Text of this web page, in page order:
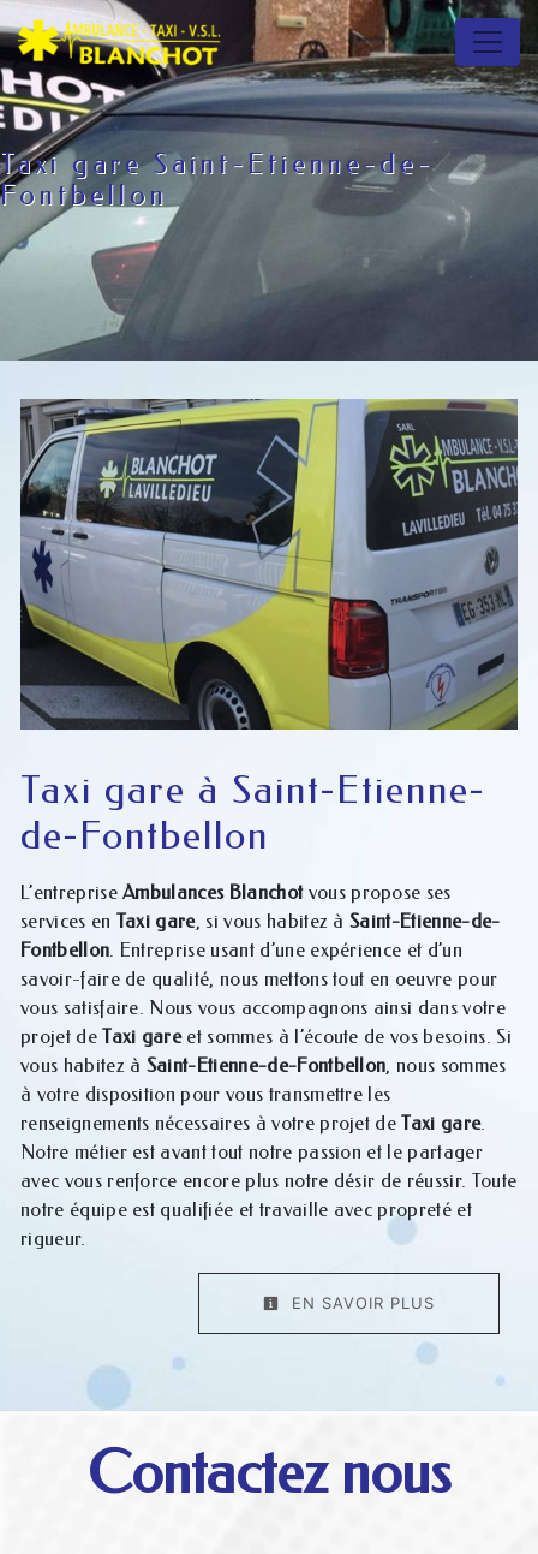
Panneau de gestion des cookies
Taxi gare Saint-Etienne-de-
Fontbellon
Taxi gare à Saint-Etienne-
de-Fontbellon
L’entrepriseAmbulances Blanchotvous propose ses
services en Taxi gare, si vous habitez àSaint-Etienne-de-
Fontbellon . Entreprise usant d’une expérience et d’un
savoir-faire de qualité, nous mettons tout en oeuvre pour
vous satisfaire. Nous vous accompagnons ainsi dans votre
projet deTaxi gareet sommes à l’écoute de vos besoins. Si
vous habitez à Saint-Etienne-de-Fontbellon, nous sommes
à votre disposition pour vous transmettre les
renseignements nécessaires à votre projet deTaxi gare.
Notre métier est avant tout notre passion et le partager
avec vous renforce encore plus notre désir de réussir. Toute
notre équipe est qualifiée et travaille avec propreté et
rigueur.
EN SAVOIR PLUS
Contactez nous